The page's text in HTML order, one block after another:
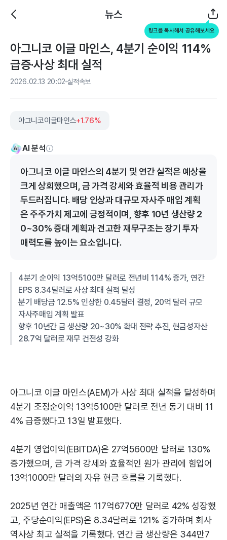
뉴스
링크를 복사해서 공유해보세요
아그니코 이글 마인스, 4분기 순이익 114%
급증·사상 최대 실적
2026.02.13 20:02 실적속보
아그니코이글마인스+1.76%
AI 분석
아그니코 이글 마인스의 4분기 및 연간 실적은 예상을
크게 상회했으며, 금 가격 강세와 효율적 비용 관리가
두드러집니다. 배당 인상과 대규모 자사주 매입 계획
은 주주가치 제고에 긍정적이며, 향후 10년 생산량 2
0~30% 증대 계획과 견고한 재무구조는 장기 투자
매력도를 높이는 요소입니다.
4분기 순이익 13억5100만 달러로 전년비 114% 증가, 연간
EPS 8.34달러로 사상 최대 실적 달성
분기 배당금 12.5% 인상한 0.45달러 결정, 20억 달러 규모
자사주매입 계획 발표
향후 10년간 금 생산량 20~30% 확대 전략 추진, 현금성자산
28.7억 달러로 재무 건전성 강화
아그니코 이글 마인스(AEM)가 사상 최대 실적을 달성하며
4분기 조정순이익 13억5100만 달러로 전년 동기 대비 11
4% 급증했다고 13일 발표했다.
4분기 영업이익(EBITDA)은 27억5600만 달러로 130%
증가했으며, 금 가격 강세와 효율적인 원가 관리에 힘입어
13억1000만 달러의 자유 현금 흐름을 기록했다.
2025년 연간 매출액은 117억6770만 달러로 42% 성장했
고, 주당순이익(EPS)은 8.34달러로 121% 증가하며 회사
역사상 최고 실적을 기록했다. 연간 금 생산량은 344만7